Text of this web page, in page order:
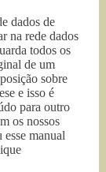
dados de
na rede dados
todos os
de um
sobre
e isso é
para outro
os nossos
manual